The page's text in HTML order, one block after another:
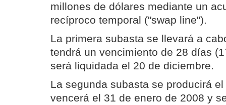
millones de dólares mediante un
recíproco temporal ("swap line").
La primera subasta se llevará a
tendrá un vencimiento de 28 días
será liquidada el 20 de diciembre.
La segunda subasta se producirá
vencerá el 31 de enero de 2008 y